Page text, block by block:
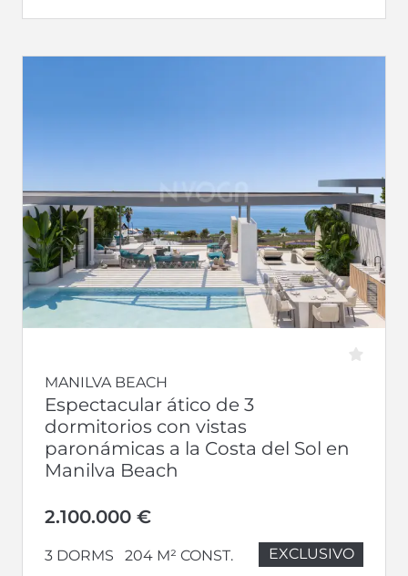
EXCLUSIVO
MANILVA BEACH
Espectacular ático de 3
dormitorios con vistas
paronámicas a la Costa del Sol en
Manilva Beach
2.100.000 €
3 DORMS 204 M² CONST.